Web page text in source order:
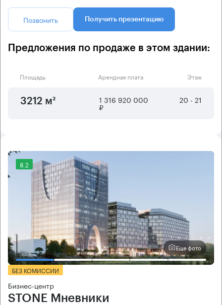
Позвонить Получить презентацию
Предложения по продаже в этом здании:
Площадь Арендная плата Этаж
3212 м² 1 316 920 000
₽
20 - 21
8.2
Еще фото
БЕЗ КОМИССИИ
Бизнес-центр
STONE Мневники